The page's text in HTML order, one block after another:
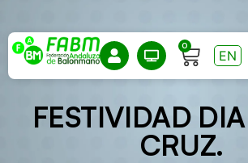
0
EN
FESTIVIDAD
CRUZ.